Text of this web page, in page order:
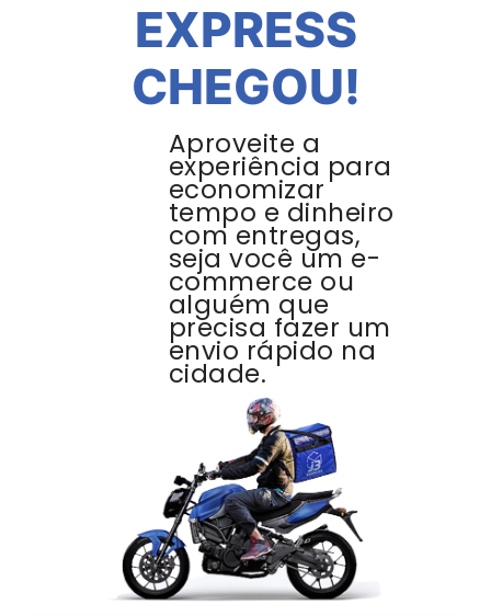
EXPRESS
CHEGOU!
Aproveite a
experiência para
economizar
tempo e dinheiro
com entregas,
seja você um e-
commerce ou
alguém que
precisa fazer um
envio rápido na
cidade.